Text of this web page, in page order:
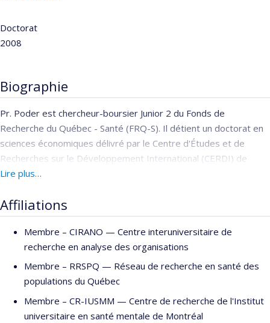
Doctorat
2008
Biographie
Pr. Poder est chercheur-boursier Junior 2 du Fonds de
Recherche du Québec - Santé (FRQ-S). Il détient un doctorat en
sciences économiques délivré par le Centre d'Études et de
Recherches sur le Développement International (CERDI) de
l'Université d'Auvergne à Clermont-Ferrand en France. Entre
Technologies et des Modes d'Intervention en Santé (UÉTMIS)
du Centre hospitalier universitaire de Sherbrooke (CHUS) ou il
était cadre-conseil. Entre 2013 et 2019 il a également été
chercheur au Centre de recherche du CHUS. Depuis juin 2019 il
est professeur à l'École de Santé Publique de l'Université de
Montréal (ESPUM) et chercheur régulier au Centre de recherche
(IUSMM). Depuis 2017 il est membre du Comité d’excellence
Lire plus…
Affiliations
Membre – CIRANO — Centre interuniversitaire de
recherche en analyse des organisations
Membre – RRSPQ — Réseau de recherche en santé des
populations du Québec
Membre – CR-IUSMM — Centre de recherche de l'Institut
universitaire en santé mentale de Montréal